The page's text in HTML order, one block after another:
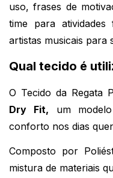
uso, frases de
time para
artistas musicais para
Qual tecido é
Dry Fit, um
conforto nos dias
Composto por
mistura de materiais